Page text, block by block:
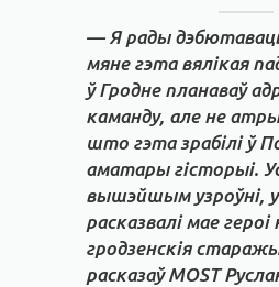
— Я рады
мяне гэта вялікая
ў Гродне планаваў
каманду, але не
што гэта зрабілі ў
аматары гісторыі.
вышэйшым узроўні,
расказвалі мае героі
гродзенскія
расказаў MOST